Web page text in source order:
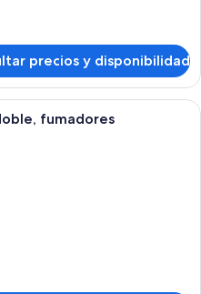
precios y disponibilidad
Una habitación de hotel con cama,
fumadores